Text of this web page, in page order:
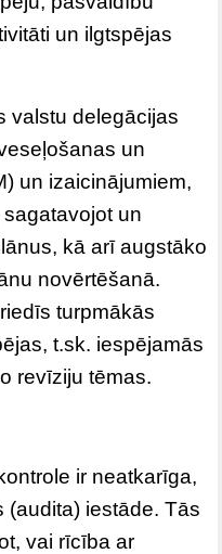
un ilgtspējas
valstu delegācijas
un
un izaicinājumiem,
un
kā arī augstāko
novērtēšanā.
turpmākās
t.sk. iespējamās
revīziju tēmas.
ir neatkarīga,
(audita) iestāde. Tās
vai rīcība ar